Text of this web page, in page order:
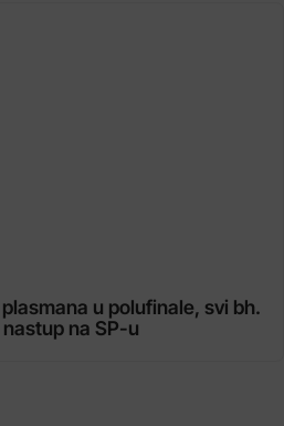
u polufinale, svi bh.
na SP-u